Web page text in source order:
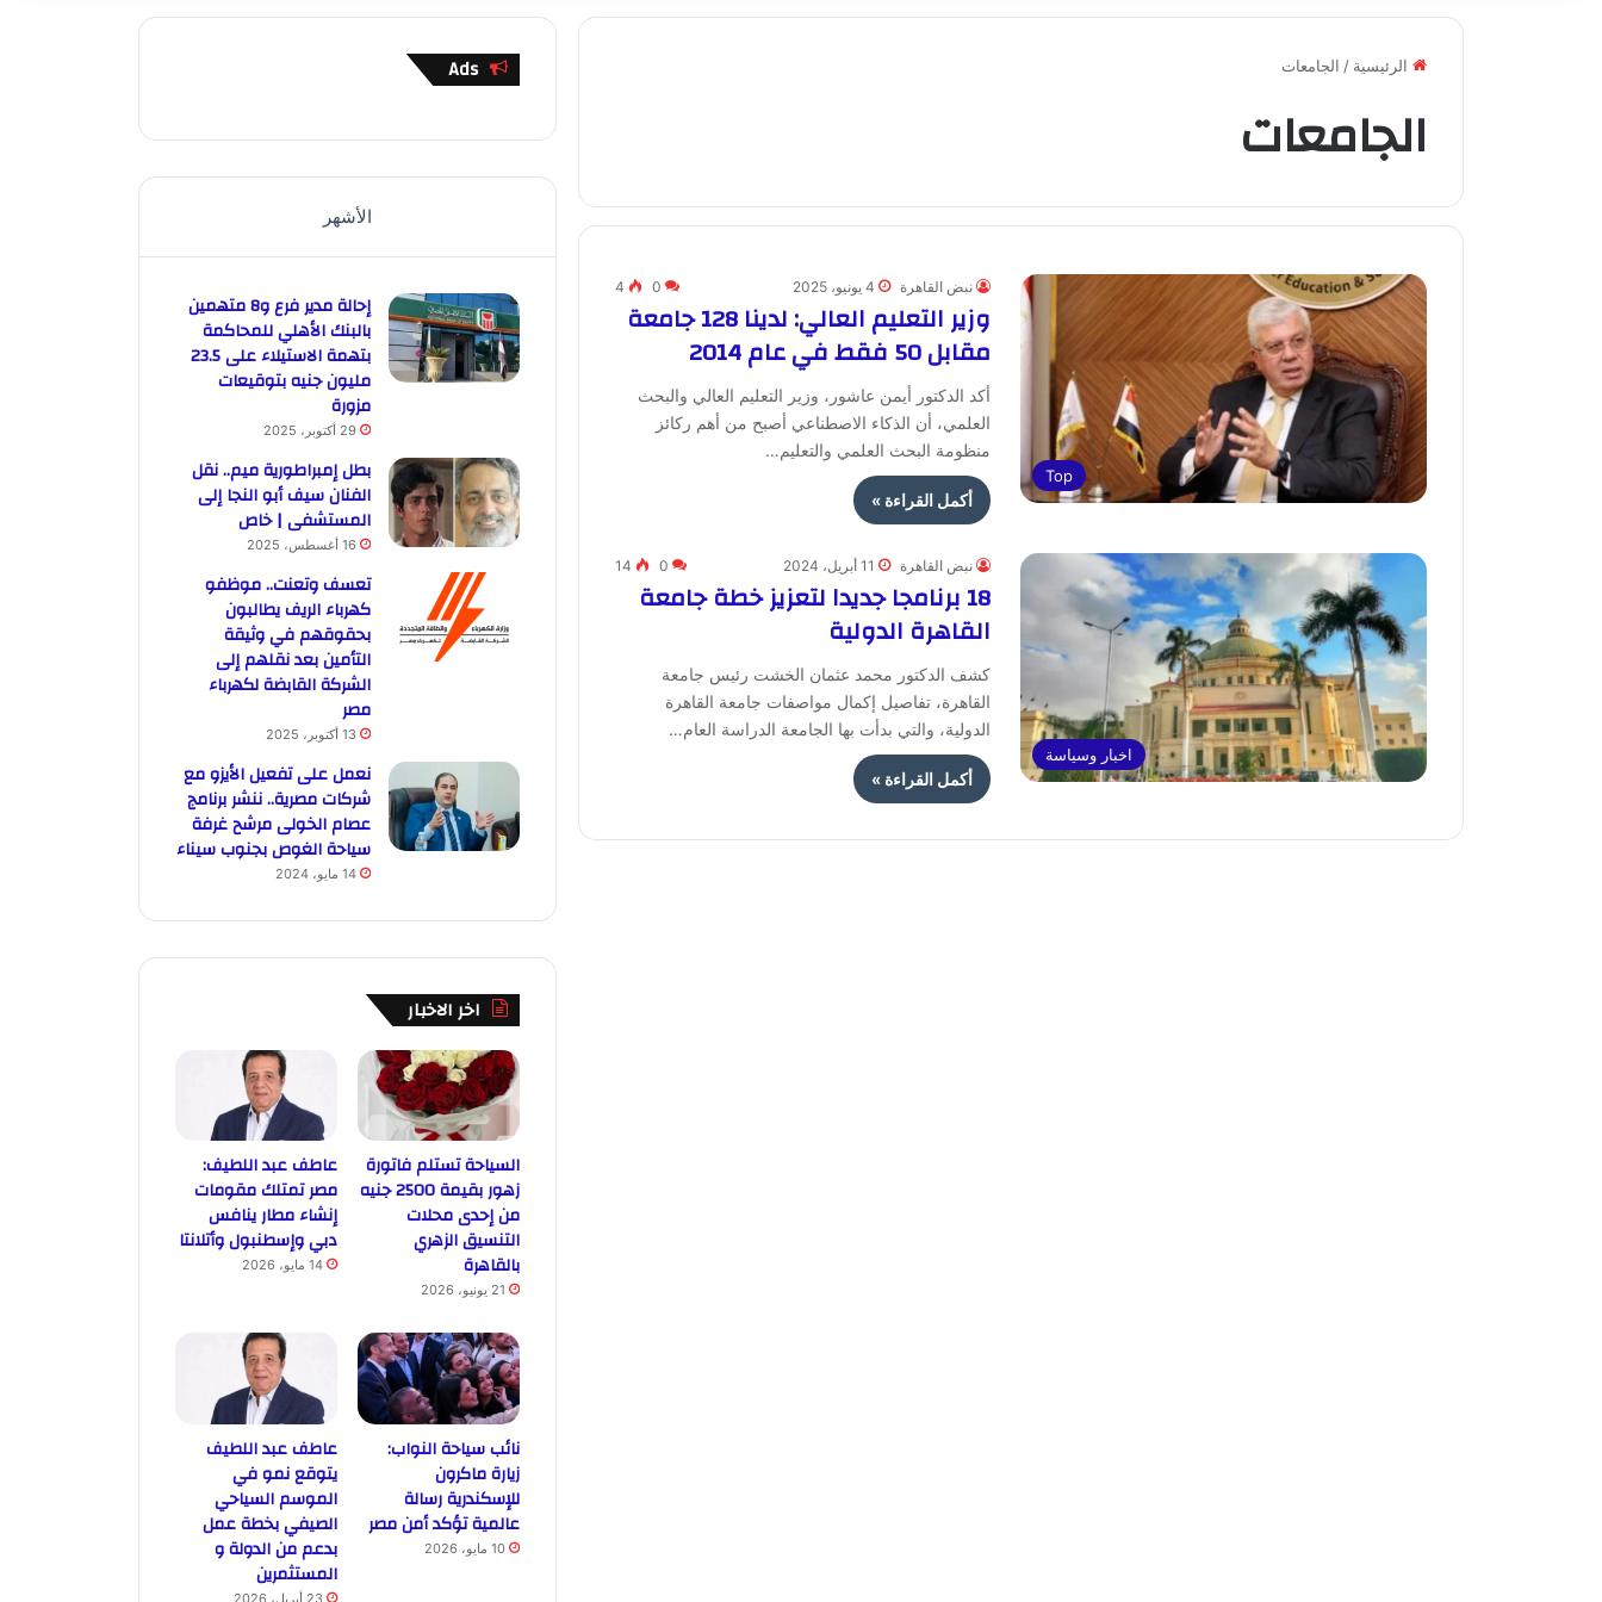
الرئيسية / الجامعات
الجامعات
Top
نبض القاهرة 4 يونيو، 2025 0
4
وزير التعليم العالي: لدينا 128 جامعة
مقابل 50 فقط في عام 2014
أكد الدكتور أيمن عاشور، وزير التعليم العالي والبحث
العلمي، أن الذكاء الاصطناعي أصبح من أهم ركائز
منظومة البحث العلمي والتعليم…
أكمل القراءة »
اخبار وسياسة
نبض القاهرة 11 أبريل، 2024 0
14
18 برنامجا جديدا لتعزيز خطة جامعة
القاهرة الدولية
كشف الدكتور محمد عثمان الخشت رئيس جامعة
القاهرة، تفاصيل إكمال مواصفات جامعة القاهرة
الدولية، والتي بدأت بها الجامعة الدراسة العام…
أكمل القراءة »
Ads
الأشهر
إحالة مدير فرع و8 متهمين
بالبنك الأهلي للمحاكمة
بتهمة الاستيلاء على 23.5
مليون جنيه بتوقيعات
مزورة
29 أكتوبر، 2025
بطل إمبراطورية ميم.. نقل
الفنان سيف أبو النجا إلى
المستشفى | خاص
16 أغسطس، 2025
تعسف وتعنت.. موظفو
كهرباء الريف يطالبون
بحقوقهم في وثيقة
التأمين بعد نقلهم إلى
الشركة القابضة لكهرباء
مصر
13 أكتوبر، 2025
نعمل على تفعيل الأيزو مع
شركات مصرية.. ننشر برنامج
عصام الخولى مرشح غرفة
سياحة الغوص بجنوب سيناء
14 مايو، 2024
اخر الاخبار
السياحة تستلم فاتورة
زهور بقيمة 2500 جنيه
من إحدى محلات
التنسيق الزهري
بالقاهرة
21 يونيو، 2026
عاطف عبد اللطيف:
مصر تمتلك مقومات
إنشاء مطار ينافس
دبي وإسطنبول وأتلانتا
14 مايو، 2026
نائب سياحة النواب:
زيارة ماكرون
للإسكندرية رسالة
عالمية تؤكد أمن مصر
10 مايو، 2026
عاطف عبد اللطيف
يتوقع نمو في
الموسم السياحي
الصيفي بخطة عمل
بدعم من الدولة و
المستثمرين
23 أبريل، 2026